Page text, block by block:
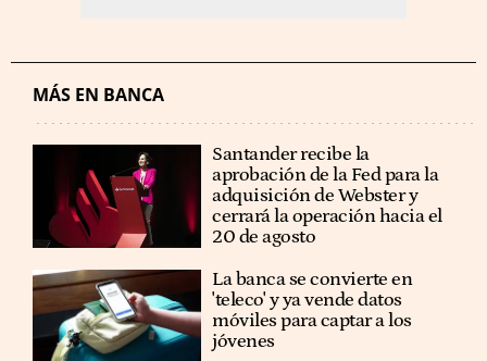
MÁS EN BANCA
Santander recibe la
aprobación de la Fed para la
adquisición de Webster y
cerrará la operación hacia el
20 de agosto
La banca se convierte en
'teleco' y ya vende datos
móviles para captar a los
jóvenes